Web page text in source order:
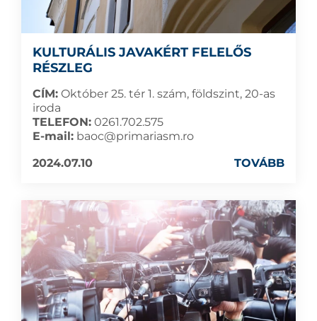
KULTURÁLIS JAVAKÉRT FELELŐS
RÉSZLEG
CÍM: Október 25. tér 1. szám, földszint, 20-as
iroda
TELEFON: 0261.702.575
E-mail: baoc@primariasm.ro
2024.07.10
TOVÁBB